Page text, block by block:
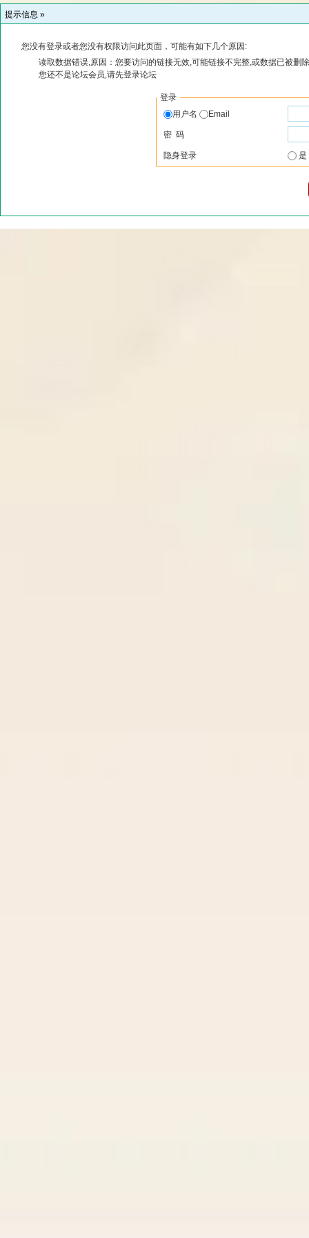
提示信息 »
您没有登录或者您没有权限访问此页面，可能有如下几个原因:
读取数据错误,原因：您要访问的链接无效,可能链接不完整,或数据已被删
您还不是论坛会员,请先登录论坛
登录
用户名
Email
密 码
隐身登录